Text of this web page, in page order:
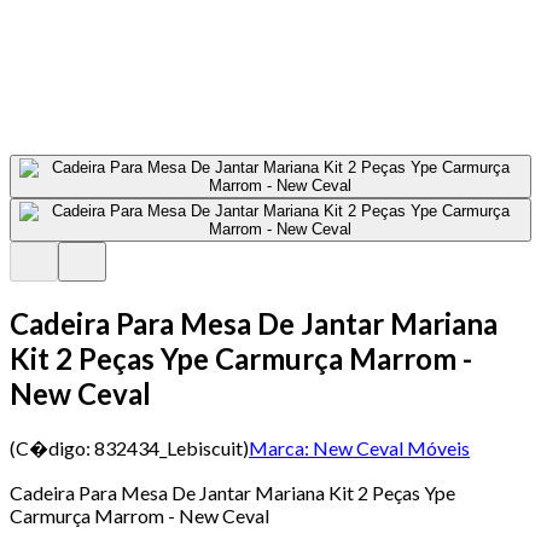
Cadeira Para Mesa De Jantar Mariana
Kit 2 Peças Ype Carmurça Marrom -
New Ceval
(C�digo: 832434_Lebiscuit)Marca: New Ceval Móveis
Cadeira Para Mesa De Jantar Mariana Kit 2 Peças Ype
Carmurça Marrom - New Ceval